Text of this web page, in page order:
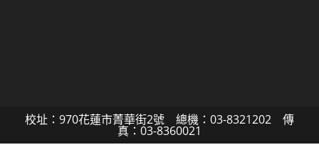
校址：970花蓮市菁華街2號 總機：03-8321202 傳
真：03-8360021